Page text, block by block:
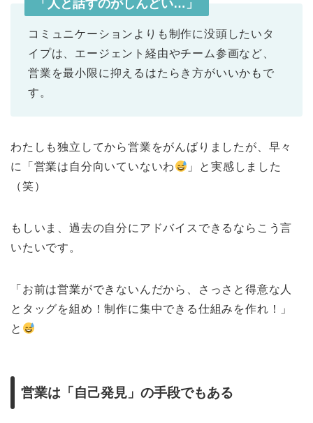
「人と話すのがしんどい…」
コミュニケーションよりも制作に没頭したいタ
イプは、エージェント経由やチーム参画など、
営業を最小限に抑えるはたらき方がいいかもで
す。
わたしも独立してから営業をがんばりましたが、早々
に「営業は自分向いていないわ
」と実感しました
（笑）
もしいま、過去の自分にアドバイスできるならこう言
いたいです。
「お前は営業ができないんだから、さっさと得意な人
とタッグを組め！制作に集中できる仕組みを作れ！」
と
営業は「自己発見」の手段でもある